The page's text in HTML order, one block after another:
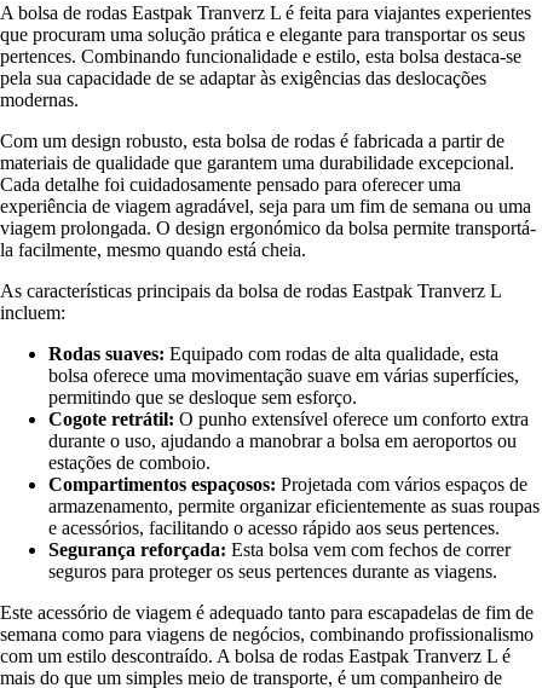
A bolsa de rodas Eastpak Tranverz L é feita para viajantes experientes
que procuram uma solução prática e elegante para transportar os seus
pertences. Combinando funcionalidade e estilo, esta bolsa destaca-se
pela sua capacidade de se adaptar às exigências das deslocações
modernas.
Com um design robusto, esta bolsa de rodas é fabricada a partir de
materiais de qualidade que garantem uma durabilidade excepcional.
Cada detalhe foi cuidadosamente pensado para oferecer uma
experiência de viagem agradável, seja para um fim de semana ou uma
viagem prolongada. O design ergonómico da bolsa permite transportá-
la facilmente, mesmo quando está cheia.
As características principais da bolsa de rodas Eastpak Tranverz L
incluem:
Rodas suaves: Equipado com rodas de alta qualidade, esta
bolsa oferece uma movimentação suave em várias superfícies,
permitindo que se desloque sem esforço.
Cogote retrátil: O punho extensível oferece um conforto extra
durante o uso, ajudando a manobrar a bolsa em aeroportos ou
estações de comboio.
Compartimentos espaçosos: Projetada com vários espaços de
armazenamento, permite organizar eficientemente as suas roupas
e acessórios, facilitando o acesso rápido aos seus pertences.
Segurança reforçada: Esta bolsa vem com fechos de correr
seguros para proteger os seus pertences durante as viagens.
Este acessório de viagem é adequado tanto para escapadelas de fim de
semana como para viagens de negócios, combinando profissionalismo
com um estilo descontraído. A bolsa de rodas Eastpak Tranverz L é
mais do que um simples meio de transporte, é um companheiro de